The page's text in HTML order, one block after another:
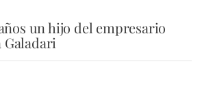
un hijo del empresario